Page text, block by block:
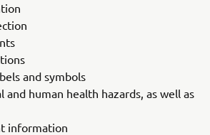
and symbols
and human health hazards, as well as
information